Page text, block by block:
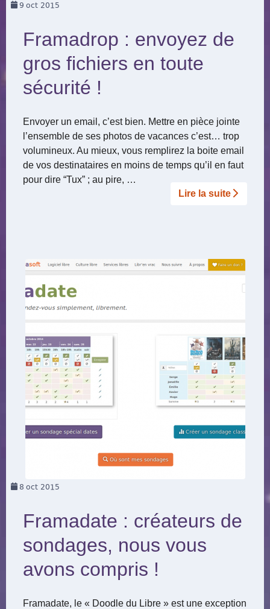
9 oct 2015
Framadrop : envoyez de
gros fichiers en toute
sécurité !
Envoyer un email, c’est bien. Mettre en pièce jointe
l’ensemble de ses photos de vacances c’est… trop
volumineux. Au mieux, vous remplirez la boite email
de vos destinataires en moins de temps qu’il en faut
pour dire “Tux” ; au pire, …
Lire la suite­­
8 oct 2015
Framadate : créateurs de
sondages, nous vous
avons compris !
Framadate, le « Doodle du Libre » est une exception